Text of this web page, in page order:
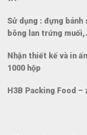
Sử dụng : đựng
bông lan trứng
Nhận thiết kế và in
1000 hộp
H3B Packing Food –